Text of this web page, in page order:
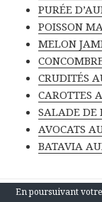
PURÉE
POISSON
MELON
CRUDITÉS
CAROTTES
SALADE DE
AVOCATS
BATAVIA
Fièrement
En poursuivant